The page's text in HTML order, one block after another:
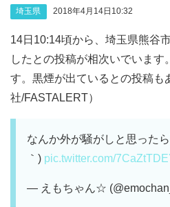
埼玉県 2018年4月14日10:32
14日10:14頃から、埼玉県熊谷
したとの投稿が相次いでいま
す。黒煙が出ているとの投稿も
社/FASTALERT）
なんか外が騒がしと思った
｀) pic.twitter.com/
— えもちゃん☆